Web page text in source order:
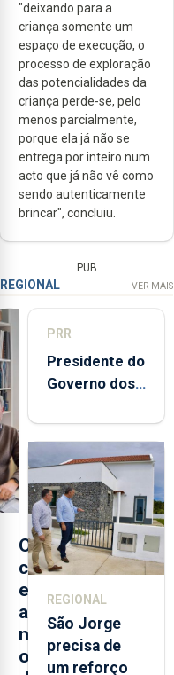
"deixando para a
criança somente um
espaço de execução, o
processo de exploração
das potencialidades da
criança perde-se, pelo
menos parcialmente,
porque ela já não se
entrega por inteiro num
acto que já não vê como
sendo autenticamente
brincar", concluiu.
PUB
REGIONAL VER MAIS
O
c
e
a
n
o
PRR
Presidente do
Governo dos
destaca
execução e
modernização
da saúde
REGIONAL
São Jorge
precisa de
um reforço